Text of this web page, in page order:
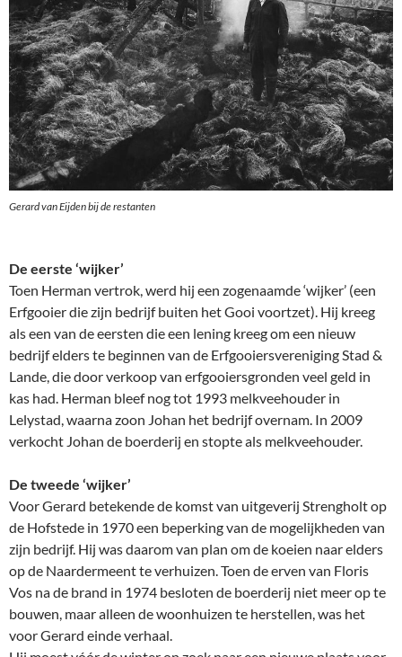
Gerard van Eijden bij de restanten
De eerste ‘wijker’
Toen Herman vertrok, werd hij een zogenaamde ‘wijker’ (een
Erfgooier die zijn bedrijf buiten het Gooi voortzet). Hij kreeg
als een van de eersten die een lening kreeg om een nieuw
bedrijf elders te beginnen van de Erfgooiersvereniging Stad &
Lande, die door verkoop van erfgooiersgronden veel geld in
kas had. Herman bleef nog tot 1993 melkveehouder in
Lelystad, waarna zoon Johan het bedrijf overnam. In 2009
verkocht Johan de boerderij en stopte als melkveehouder.
De tweede ‘wijker’
Voor Gerard betekende de komst van uitgeverij Strengholt op
de Hofstede in 1970 een beperking van de mogelijkheden van
zijn bedrijf. Hij was daarom van plan om de koeien naar elders
op de Naardermeent te verhuizen. Toen de erven van Floris
Vos na de brand in 1974 besloten de boerderij niet meer op te
bouwen, maar alleen de woonhuizen te herstellen, was het
voor Gerard einde verhaal.